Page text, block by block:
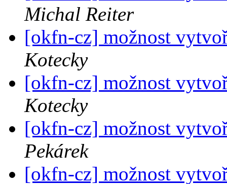
Michal Reiter
[okfn-cz] možnost
Kotecky
[okfn-cz] možnost
Kotecky
[okfn-cz] možnost
Pekárek
[okfn-cz] možnost